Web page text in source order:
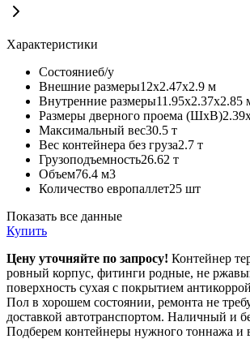
Характеристики
Состояниеб/у
Внешние размеры12х2.47х2.9 м
Внутренние размеры11.95х2.37х2.85
Размеры дверного проема (ШхВ)
Максимальный вес30.5 т
Вес контейнера без груза2.7 т
Грузоподъемность26.62 т
Объем76.4 м3
Количество европаллет25 шт
Показать все данные
Купить
Цену уточняйте по запросу! Контейнер
ровный корпус, фитинги родные, не
поверхность сухая с покрытием
Пол в хорошем состоянии, ремонта не
доставкой автотранспортом. Наличный и
Подберем контейнеры нужного тоннажа и